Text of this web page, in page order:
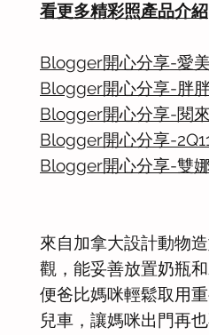
看更多精彩照產品介紹
Blogger開心分享-愛
Blogger開心分享-胖
Blogger開心分享-閱
Blogger開心分享-
Blogger開心分享-雙
來自加拿大設計動物
觀，能妥善放置奶瓶
便爸比媽咪輕鬆取用
兒車，讓媽咪出門再